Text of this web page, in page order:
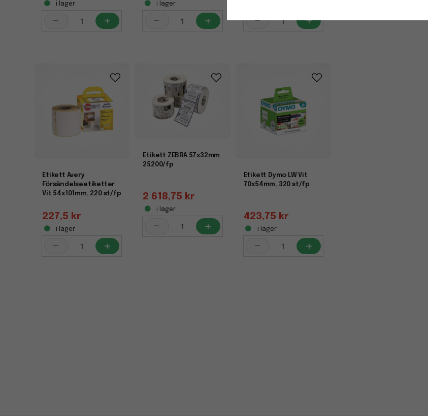
i lager
- +
i lager
- + - +
Etikett Avery
Försändelseetiketter
Vit 54x101mm, 220 st/fp
227,5 kr
i lager
- +
Etikett ZEBRA 57x32mm
25200/fp
2 618,75 kr
i lager
- +
Etikett Dymo LW Vit
70x54mm, 320 st/fp
423,75 kr
i lager
- +